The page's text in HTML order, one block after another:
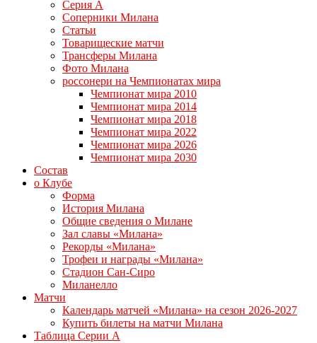
Серия А
Соперники Милана
Статьи
Товарищеские матчи
Трансферы Милана
Фото Милана
россонери на Чемпионатах мира
Чемпионат мира 2010
Чемпионат мира 2014
Чемпионат мира 2018
Чемпионат мира 2022
Чемпионат мира 2026
Чемпионат мира 2030
Состав
о Клубе
Форма
История Милана
Общие сведения о Милане
Зал славы «Милана»
Рекорды «Милана»
Трофеи и награды «Милана»
Стадион Сан-Сиро
Миланелло
Матчи
Календарь матчей «Милана» на сезон 2026-2027
Купить билеты на матчи Милана
Таблица Серии А